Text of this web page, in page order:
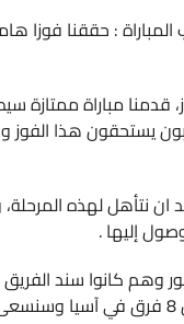
: حققنا فوزا
مباراة ممتازة
يستحقون هذا الفوز
ان نتأهل لهذه
إليها .
وهم كانوا سند